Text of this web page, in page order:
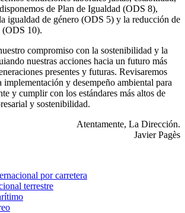
de Plan de Igualdad (ODS 8),
igualdad de género (ODS 5) y la reducción de
(ODS 10).
compromiso con la sostenibilidad y la
nuestras acciones hacia un futuro más
presentes y futuras. Revisaremos
implementación y desempeño ambiental para
y cumplir con los estándares más altos de
y sostenibilidad.
Atentamente, La Dirección.
Javier Pagès
por carretera
terrestre